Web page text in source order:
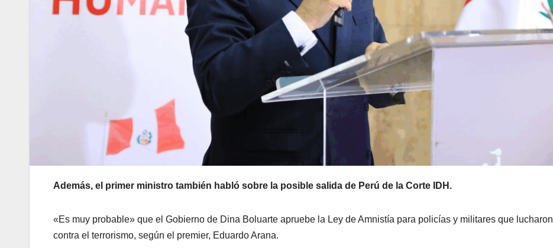
Además, el primer ministro también habló sobre la posible salida de Perú de la Corte IDH.
«Es muy probable» que el Gobierno de Dina Boluarte apruebe la Ley de Amnistía para policías y militares que lucharon
contra el terrorismo, según el premier, Eduardo Arana.